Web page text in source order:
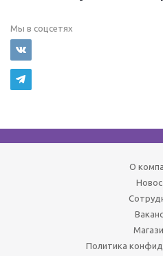
Мы в соцсетях
О
Политика